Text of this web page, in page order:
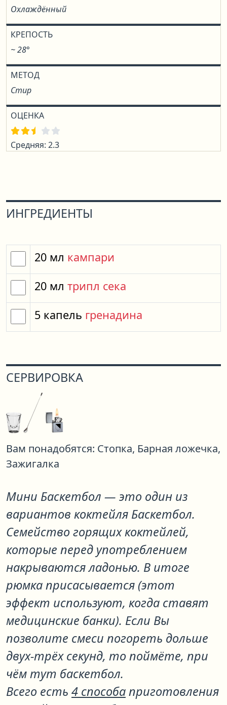
Охлаждённый
КРЕПОСТЬ
~ 28°
МЕТОД
Стир
ОЦЕНКА
Средняя: 2.3
ИНГРЕДИЕНТЫ
20 мл кампари
20 мл трипл сека
5 капель гренадина
СЕРВИРОВКА
Вам понадобятся: Стопка, Барная ложечка,
Зажигалка
Мини Баскетбол — это один из
вариантов коктейля Баскетбол.
Семейство горящих коктейлей,
которые перед употреблением
накрываются ладонью. В итоге
рюмка присасывается (этот
эффект используют, когда ставят
медицинские банки). Если Вы
позволите смеси погореть дольше
двух-трёх секунд, то поймёте, при
чём тут баскетбол.
Всего есть 4 способаприготовления